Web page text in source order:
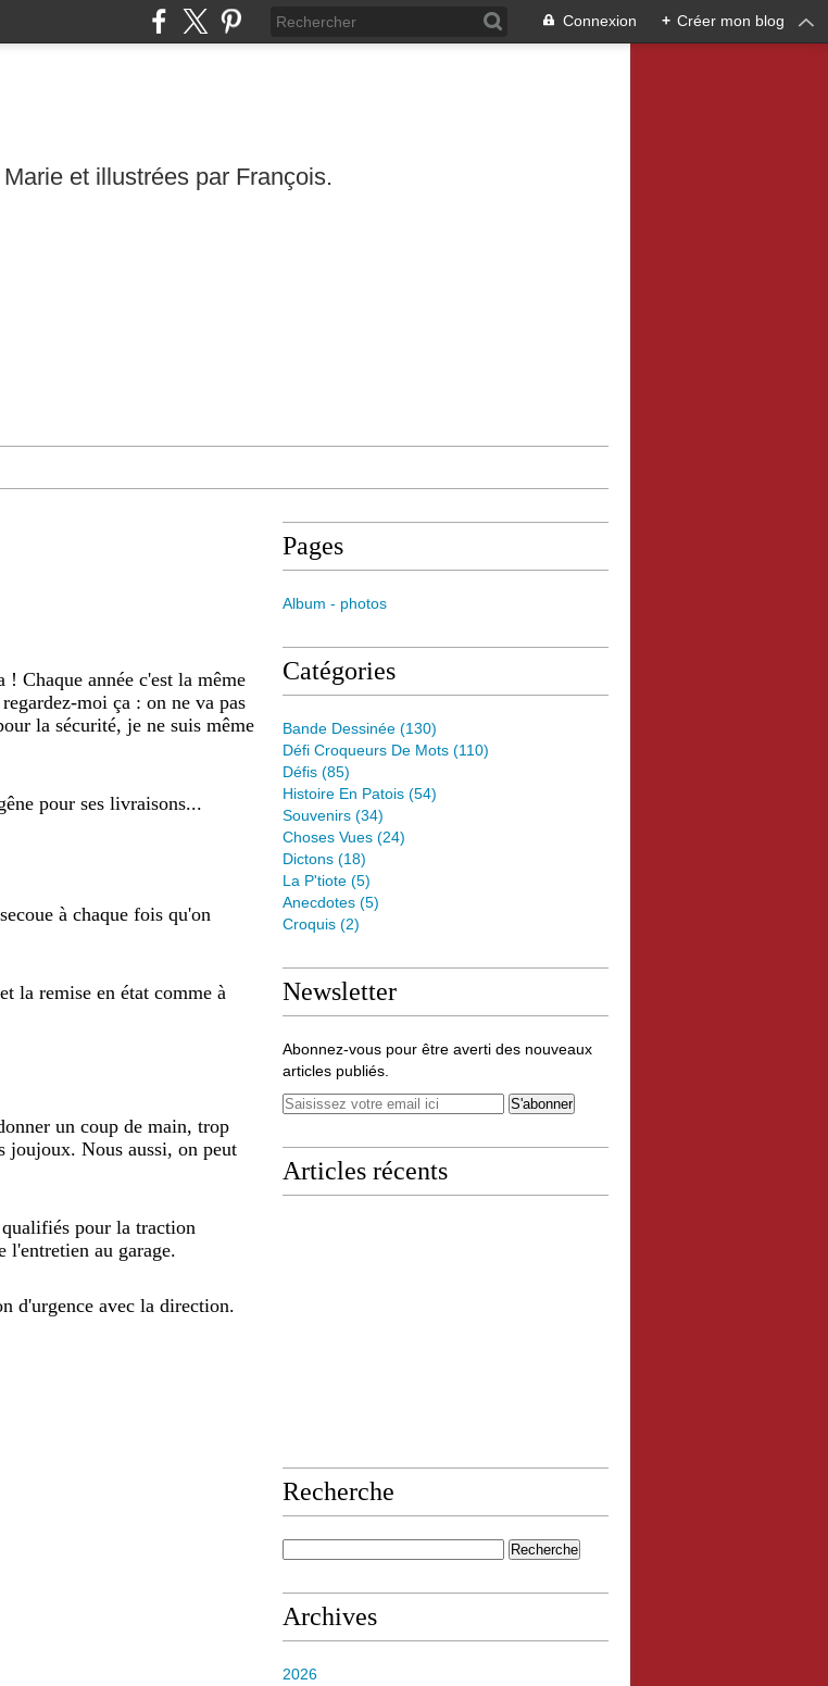
Connexion + Créer mon blog
et illustrées par François.
Chaque année c'est la même
moi ça : on ne va pas
la sécurité, je ne suis même
pour ses livraisons...
à chaque fois qu'on
la remise en état comme à
un coup de main, trop
joujoux. Nous aussi, on peut
pour la traction
l'entretien au garage.
d'urgence avec la direction.
Pages
Album - photos
Catégories
Bande Dessinée (130)
Défi Croqueurs De Mots (110)
Défis (85)
Histoire En Patois (54)
Souvenirs (34)
Choses Vues (24)
Dictons (18)
La P'tiote (5)
Anecdotes (5)
Croquis (2)
Newsletter
Abonnez-vous pour être averti des nouveaux
articles publiés.
Articles récents
Recherche
Archives
2026